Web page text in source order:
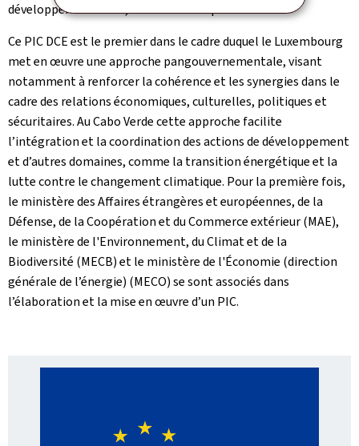
développement local, action climatique et santé.
Ce PIC DCE est le premier dans le cadre duquel le Luxembourg
met en œuvre une approche pangouvernementale, visant
notamment à renforcer la cohérence et les synergies dans le
cadre des relations économiques, culturelles, politiques et
sécuritaires. Au Cabo Verde cette approche facilite
l’intégration et la coordination des actions de développement
et d’autres domaines, comme la transition énergétique et la
lutte contre le changement climatique. Pour la première fois,
le ministère des Affaires étrangères et européennes, de la
Défense, de la Coopération et du Commerce extérieur (MAE),
le ministère de l'Environnement, du Climat et de la
Biodiversité (MECB) et le ministère de l'Économie (direction
générale de l’énergie) (MECO) se sont associés dans
l’élaboration et la mise en œuvre d’un PIC.